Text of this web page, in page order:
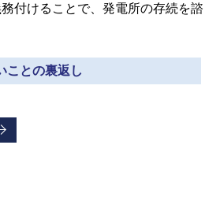
付けることで、発電所の存続を諮
ことの裏返し